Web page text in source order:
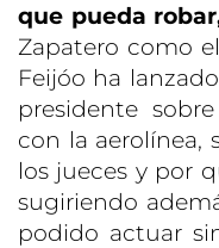
que pueda
Zapatero como
Feijóo ha
presidente
con la aerolínea,
los jueces y por
sugiriendo
podido actuar